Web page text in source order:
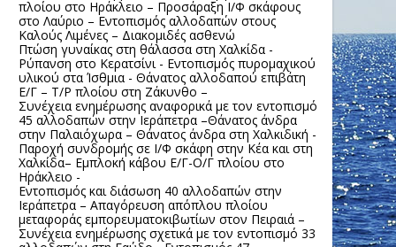
πλοίου στο Ηράκλειο – Προσάραξη Ι/Φ σκάφους
στο Λαύριο – Εντοπισμός αλλοδαπών στους
Καλούς Λιμένες – Διακομιδές ασθενώ
Πτώση γυναίκας στη θάλασσα στη Χαλκίδα -
Ρύπανση στο Κερατσίνι - Εντοπισμός πυρομαχικού
υλικού στα Ίσθμια - Θάνατος αλλοδαπού επιβάτη
Ε/Γ – Τ/Ρ πλοίου στη Ζάκυνθο –
Συνέχεια ενημέρωσης αναφορικά με τον εντοπισμό
45 αλλοδαπών στην Ιεράπετρα –Θάνατος άνδρα
στην Παλαιόχωρα – Θάνατος άνδρα στη Χαλκιδική -
Παροχή συνδρομής σε Ι/Φ σκάφη στην Κέα και στη
Χαλκίδα– Εμπλοκή κάβου Ε/Γ-Ο/Γ πλοίου στο
Ηράκλειο -
Εντοπισμός και διάσωση 40 αλλοδαπών στην
Ιεράπετρα – Απαγόρευση απόπλου πλοίου
μεταφοράς εμπορευματοκιβωτίων στον Πειραιά –
Συνέχεια ενημέρωσης σχετικά με τον εντοπισμό 33